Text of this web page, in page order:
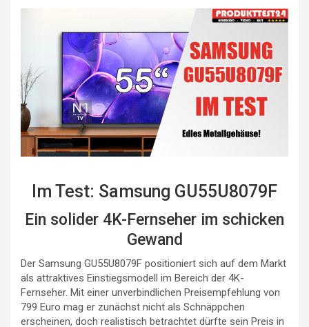
Im Test: Samsung GU55U8079F
Ein solider 4K-Fernseher im schicken
Gewand
Der Samsung GU55U8079F positioniert sich auf dem Markt
als attraktives Einstiegsmodell im Bereich der 4K-
Fernseher. Mit einer unverbindlichen Preisempfehlung von
799 Euro mag er zunächst nicht als Schnäppchen
erscheinen, doch realistisch betrachtet dürfte sein Preis in